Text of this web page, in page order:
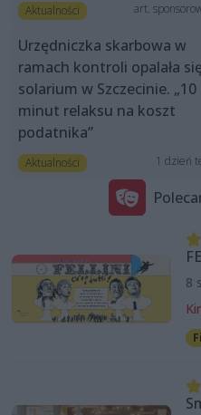
Aktualności art.
Urzędniczka skarbowa w
ramach kontroli opalała
solarium w Szczecinie. „10
minut relaksu na koszt
podatnika”
Aktualności 1 dzień
8